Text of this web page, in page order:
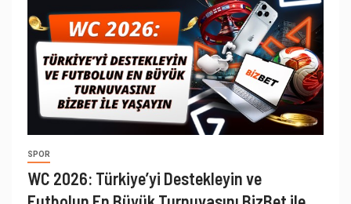
SPOR
WC 2026: Türkiye’yi Destekleyin ve